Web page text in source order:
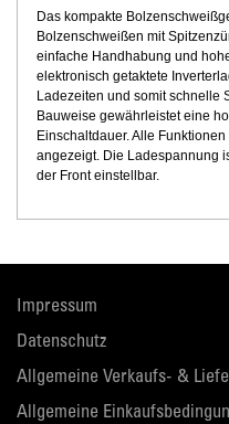
Das kompakte
Bolzenschweißen mit
einfache Handhabung und
elektronisch getaktete
Ladezeiten und somit schnelle
Bauweise gewährleistet eine
Einschaltdauer. Alle
angezeigt. Die Ladespannung
der Front einstellbar.
Impressum
Datenschutz
Allgemeine Verkaufs- &
Allgemeine